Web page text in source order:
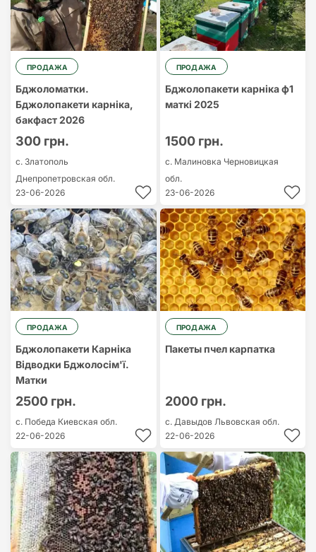
ПРОДАЖА
Бджоломатки.
Бджолопакети карніка,
бакфаст 2026
300 грн.
с. Златополь
Днепропетровская обл.
23-06-2026
ПРОДАЖА
Бджолопакети карніка ф1
маткі 2025
1500 грн.
с. Малинoвка Черновицкая
обл.
23-06-2026
ПРОДАЖА
Бджолопакети Карніка
Відводки Бджолосім'ї.
Матки
2500 грн.
с. Победа Киевская обл.
22-06-2026
ПРОДАЖА
Пакеты пчел карпатка
2000 грн.
с. Давыдов Львовская обл.
22-06-2026